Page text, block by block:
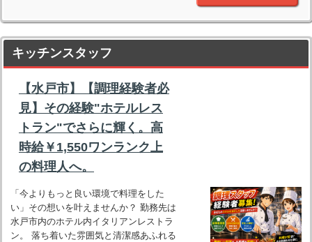
キッチンスタッフ
【水戸市】【調理経験者必
見】その経験"ホテルレス
トラン"でさらに輝く。高
時給￥1,550ワンランク上
の料理人へ。
「今よりもっと良い環境で料理をした
い」その想いを叶えませんか？ 勤務先は
水戸市内のホテル内イタリアンレストラ
ン。 落ち着いた雰囲気と清潔感あふれる